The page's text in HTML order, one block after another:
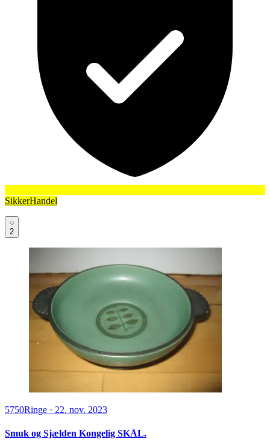
SikkerHandel
2
5750Ringe · 22. nov. 2023
Smuk og Sjælden Kongelig SKÅL.